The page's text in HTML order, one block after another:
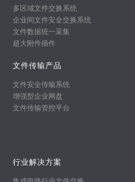
多区域文件交换系统
企业间文件安全交换系统
文件数据统一采集
超大附件插件
文件传输产品
文件安全传输系统
增强型企业网盘
文件传输管控平台
行业解决方案